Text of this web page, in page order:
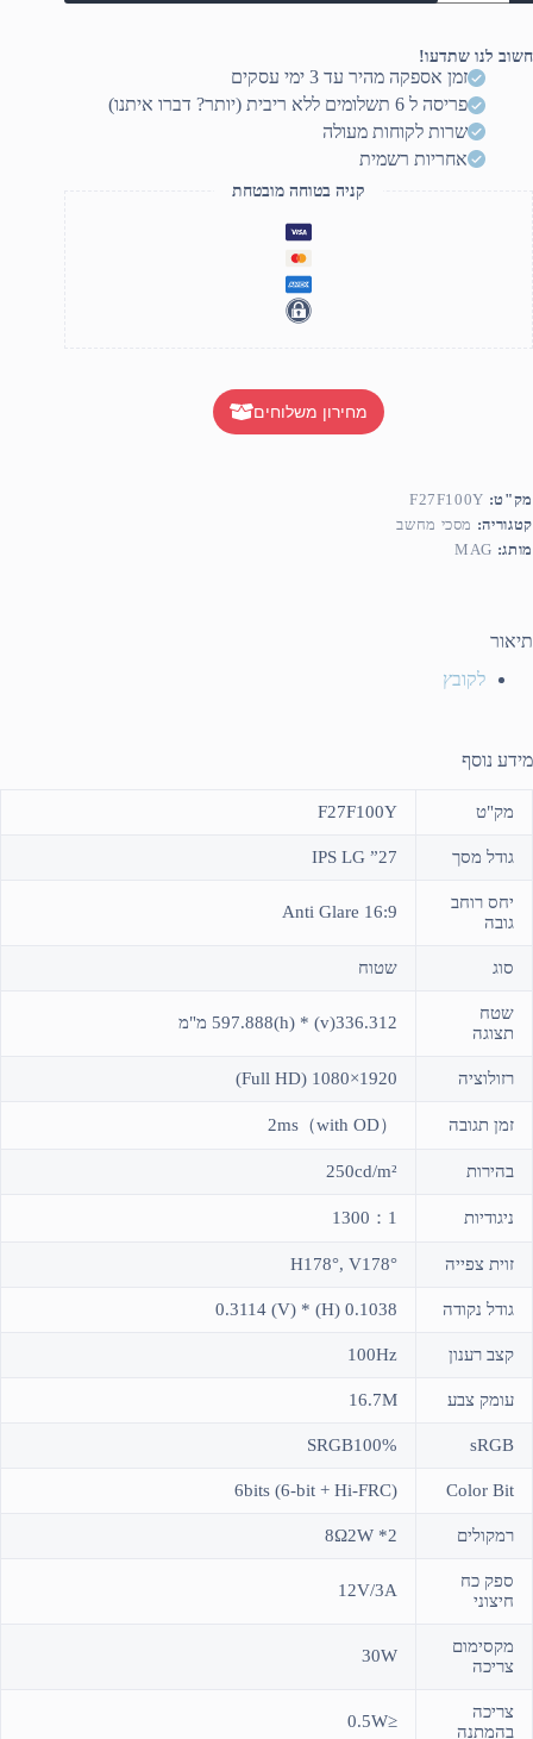
MAG
Display
F27F100Y
חשוב לנו שתדעו!
זמן אספקה מהיר עד 3 ימי עסקים
פריסה ל 6 תשלומים ללא ריבית (יותר? דברו איתנו)
שרות לקוחות מעולה
אחריות רשמית
קניה בטוחה מובטחת
מחירון משלוחים
מק"ט: F27F100Y
קטגוריה: מסכי מחשב
מותג: MAG
תיאור
לקובץ
מידע נוסף
מק"ט F27F100Y
גודל מסך 27” IPS LG
יחס רוחב
גובה
16:9 Anti Glare
סוג שטוח
שטח
תצוגה
336.312(v) * 597.888(h) מ"מ
רזולוציה 1920×1080 (Full HD)
זמן תגובה 2ms（with OD）
בהירות 250cd/m²
ניגודיות 1300：1
זוית צפייה H178°, V178°
גודל נקודה 0.1038 (H) * 0.3114 (V)
קצב רענון 100Hz
עומק צבע 16.7M
sRGB
SRGB100%
Color Bit
6bits (6-bit + Hi-FRC)
רמקולים 8Ω2W *2
ספק כח
חיצוני
12V/3A
מקסימום
צריכה
30W
צריכה
בהמתנה
≤0.5W